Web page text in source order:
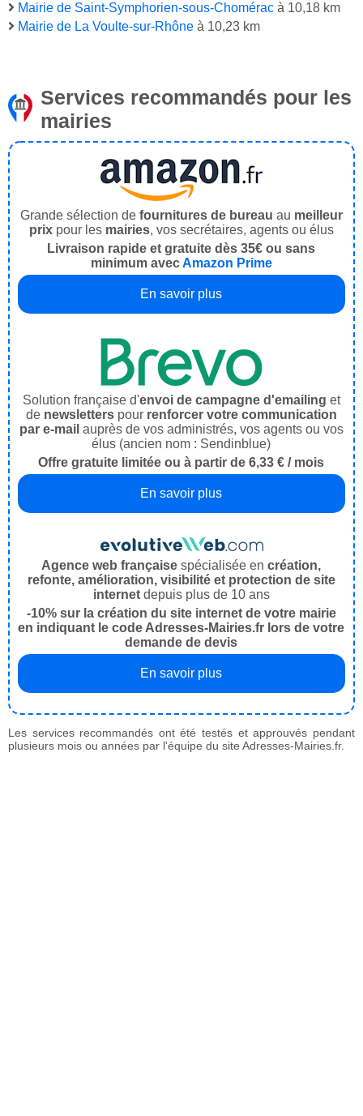
Mairie de Saint-Symphorien-sous-Chomérac à 10,18 km
Mairie de La Voulte-sur-Rhône à 10,23 km
Services recommandés pour les
mairies
Grande sélection de fournitures de bureau au meilleur
prix pour les mairies, vos secrétaires, agents ou élus
Livraison rapide et gratuite dès 35€ ou sans
minimum avecAmazon Prime
En savoir plus
Solution française d'envoi de campagne d'emailing et
de newsletters pour renforcer votre communication
par e-mail auprès de vos administrés, vos agents ou vos
élus (ancien nom : Sendinblue)
Offre gratuite limitée ou à partir de 6,33 € / mois
En savoir plus
Agence web française spécialisée encréation,
refonte, amélioration, visibilité et protection de site
internet depuis plus de 10 ans
-10% sur la création du site internet de votre mairie
en indiquant le code Adresses-Mairies.fr lors de votre
demande de devis
En savoir plus
Les services recommandés ont été testés et approuvés pendant
plusieurs mois ou années par l'équipe du site Adresses-Mairies.fr.